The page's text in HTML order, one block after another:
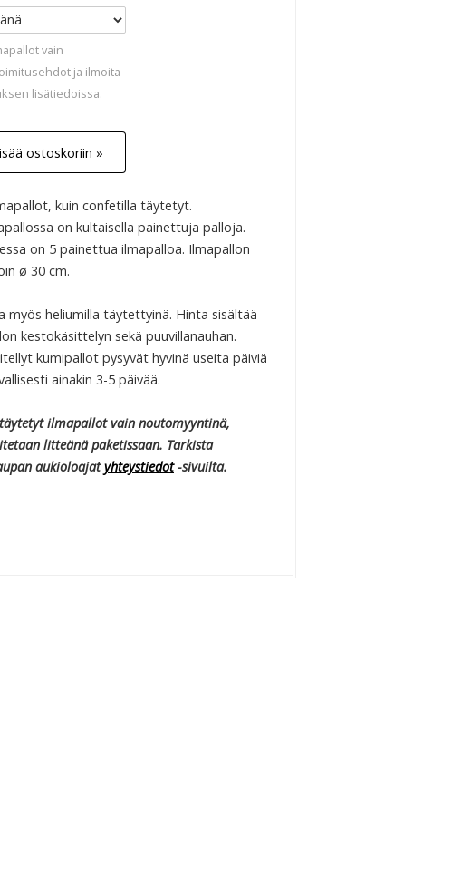
vain
ja ilmoita
lisätiedoissa.
ostoskoriin »
kuin confetilla täytetyt.
on kultaisella painettuja palloja.
on 5 painettua ilmapalloa. Ilmapallon
ø 30 cm.
myös heliumilla täytettyinä. Hinta sisältää
kestokäsittelyn sekä puuvillanauhan.
kumipallot pysyvät hyvinä useita päiviä
ainakin 3-5 päivää.
ilmapallot vain noutomyyntinä,
litteänä paketissaan. Tarkista
aukioloajatyhteystiedot-sivuilta.